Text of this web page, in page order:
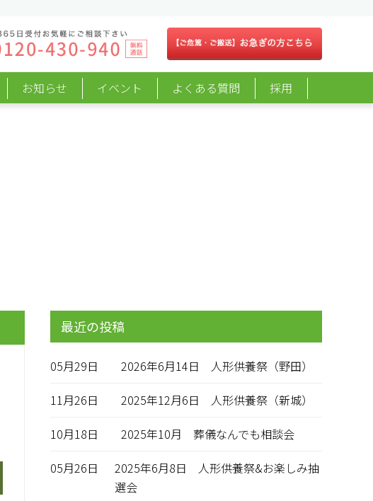
お知らせ イベント よくある質問 採用
最近の投稿
05月29日
2026年6月14日 人形供養祭（野田）
11月26日
2025年12月6日 人形供養祭（新城）
10月18日
2025年10月 葬儀なんでも相談会
05月26日
2025年6月8日 人形供養祭&お楽しみ抽
選会